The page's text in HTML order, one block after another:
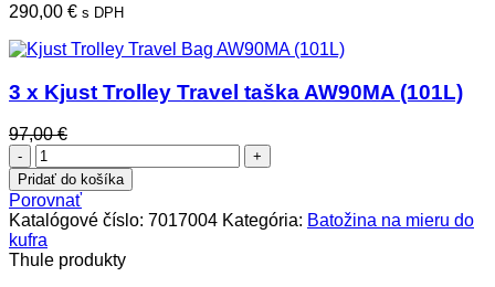
290,00 € s DPH
3 x Kjust Trolley Travel taška AW90MA (101L)
97,00€
množstvo
OMODA
E5
2024+
7017004
Pridať do košíka
Porovnať
Katalógové číslo: 7017004 Kategória: Batožina na mieru do
kufra
Thule produkty